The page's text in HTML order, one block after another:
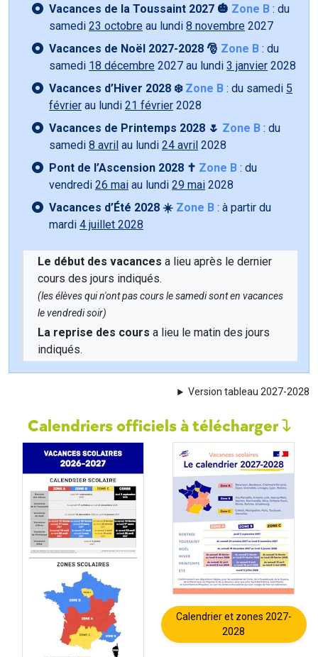
Vacances de la Toussaint 2027 🎃 Zone B : du
samedi 23 octobre au lundi 8 novembre 2027
Vacances de Noël 2027-2028 🎅 Zone B : du
samedi 18 décembre 2027 au lundi 3 janvier 2028
Vacances d’Hiver 2028 ❄️ Zone B : du samedi 5
février au lundi 21 février 2028
Vacances de Printemps 2028 🌷 Zone B : du
samedi 8 avril au lundi 24 avril 2028
Pont de l’Ascension 2028 ✝️ Zone B : du
vendredi 26 mai au lundi 29 mai 2028
Vacances d’Été 2028 ☀️ Zone B : à partir du
mardi 4 juillet 2028
Le début des vacances a lieu après le dernier
cours des jours indiqués.
(les élèves qui n'ont pas cours le samedi sont en vacances
le vendredi soir)
La reprise des cours a lieu le matin des jours
indiqués.
Version tableau 2027-2028
Calendriers officiels à télécharger
Calendrier et zones 2027-
2028